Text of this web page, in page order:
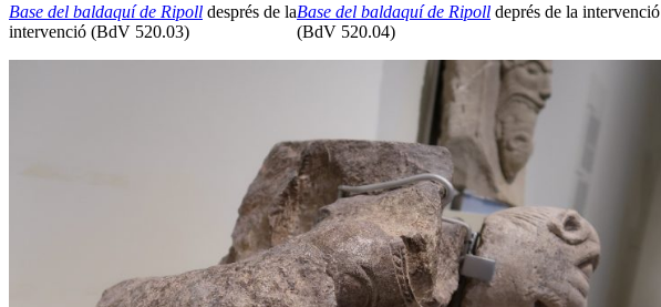
Base del baldaquí de Ripoll després de la
intervenció (BdV 520.03)
Base del baldaquí de Ripoll deprés de la intervenció
(BdV 520.04)